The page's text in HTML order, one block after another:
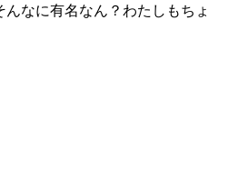
なに有名なん？わたしもちょ